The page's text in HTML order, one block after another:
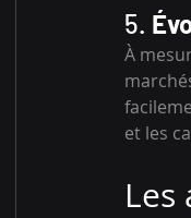
5.
À
et les
Les